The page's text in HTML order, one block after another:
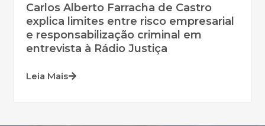
Carlos Alberto Farracha de Castro
explica limites entre risco empresarial
e responsabilização criminal em
entrevista à Rádio Justiça
Leia Mais